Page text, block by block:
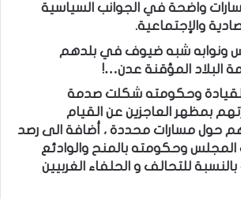
واضحة في الجوانب السياسية
والإجتماعية.
ونوابه شبه ضيوف في بلدهم
البلاد المؤقنة عدن…!
وحكومته شكلت صدمة
بمظهر العاجزين عن القيام
حول مسارات محددة ، أضافة الى رصد
المجلس وحكومته بالمنح والوادئع
للتحالف و الحلفاء الغربيين